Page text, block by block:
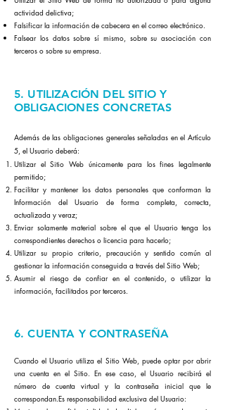
actividad delictiva;
Falsificar la información de cabecera en el correo electrónico.
Falsear los datos sobre sí mismo, sobre su asociación con
terceros o sobre su empresa.
5. UTILIZACIÓN DEL SITIO Y
OBLIGACIONES CONCRETAS
Además de las obligaciones generales señaladas en el Artículo
5, el Usuario deberá:
Utilizar el Sitio Web únicamente para los fines legalmente
permitido;
Facilitar y mantener los datos personales que conforman la
Información del Usuario de forma completa, correcta,
actualizada y veraz;
Enviar solamente material sobre el que el Usuario tenga los
correspondientes derechos o licencia para hacerlo;
Utilizar su propio criterio, precaución y sentido común al
gestionar la información conseguida a través del Sitio Web;
Asumir el riesgo de confiar en el contenido, o utilizar la
información, facilitados por terceros.
6. CUENTA Y CONTRASEÑA
Cuando el Usuario utiliza el Sitio Web, puede optar por abrir
una cuenta en el Sitio. En ese caso, el Usuario recibirá el
número de cuenta virtual y la contraseña inicial que le
correspondan.Es responsabilidad exclusiva del Usuario: